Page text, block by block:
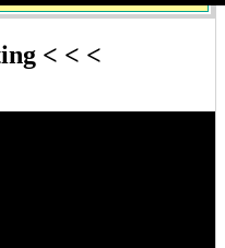
< < <